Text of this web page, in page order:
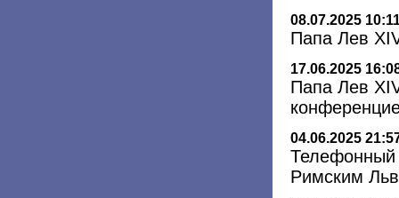
08.07.2025
Папа Лев
17.06.2025
Папа Лев
04.06.2025
Телефонный
Римским